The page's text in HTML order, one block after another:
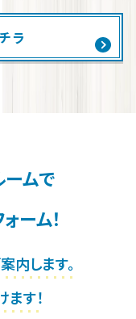
ラ
ムで
ーム！
内します。
す！